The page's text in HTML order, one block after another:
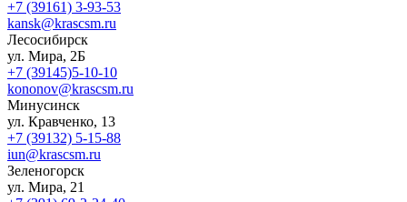
+7 (39161) 3-93-53
kansk@krascsm.ru
Лесосибирск
ул. Мира, 2Б
+7 (39145)5-10-10
kononov@krascsm.ru
Минусинск
ул. Кравченко, 13
+7 (39132) 5-15-88
iun@krascsm.ru
Зеленогорск
ул. Мира, 21